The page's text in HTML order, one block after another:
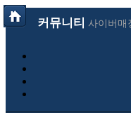
커뮤니티 사이버매